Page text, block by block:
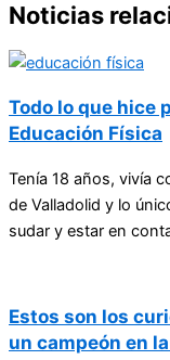
Noticias
Todo lo que hice
Educación Física
Tenía 18 años, vivía
de Valladolid y lo
sudar y estar en
Estos son los
un campeón en